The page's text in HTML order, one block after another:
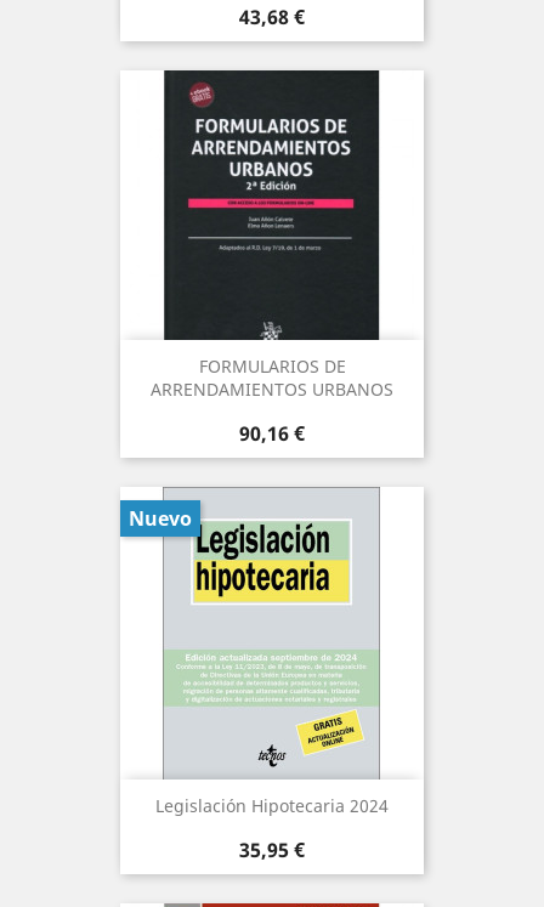
Precio
43,68 €
FORMULARIOS DE
ARRENDAMIENTOS URBANOS
Precio
90,16 €
Legislación Hipotecaria 2024
Precio
35,95 €
Nuevo